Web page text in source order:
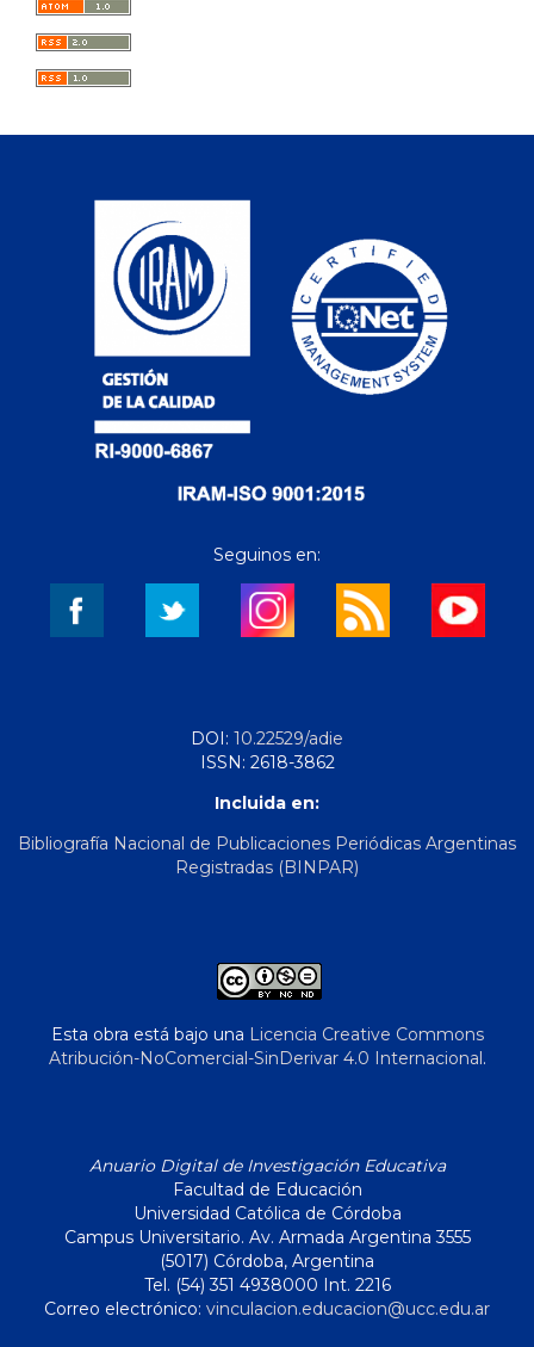
Seguinos en:
DOI: 10.22529/adie
ISSN: 2618-3862
Incluida en:
Bibliografía Nacional de Publicaciones Periódicas Argentinas
Registradas (BINPAR)
Esta obra está bajo una Licencia Creative Commons
Atribución-NoComercial-SinDerivar 4.0 Internacional.
Anuario Digital de Investigación Educativa
Facultad de Educación
Universidad Católica de Córdoba
Campus Universitario. Av. Armada Argentina 3555
(5017) Córdoba, Argentina
Tel. (54) 351 4938000 Int. 2216
Correo electrónico: vinculacion.educacion@ucc.edu.ar